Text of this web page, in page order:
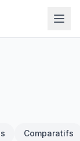
Comparatifs